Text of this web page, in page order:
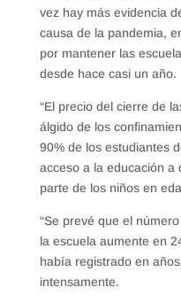
vez hay más evidencia
causa de la pandemia,
por mantener las
desde hace casi un año.
“El precio del cierre de
álgido de los
90% de los estudiantes
acceso a la educación a
parte de los niños en
“Se prevé que el
la escuela aumente en
había registrado en
intensamente.